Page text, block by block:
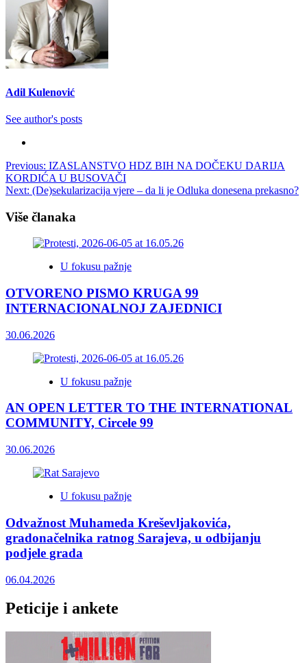
Adil Kulenović
See author's posts
Post
navigation
Previous: IZASLANSTVO HDZ BIH NA DOČEKU DARIJA
KORDIĆA U BUSOVAČI
Next: (De)sekularizacija vjere – da li je Odluka donesena prekasno?
Više članaka
U fokusu pažnje
OTVORENO PISMO KRUGA 99
INTERNACIONALNOJ ZAJEDNICI
30.06.2026
U fokusu pažnje
AN OPEN LETTER TO THE INTERNATIONAL
COMMUNITY, Circele 99
30.06.2026
U fokusu pažnje
Odvažnost Muhameda Kreševljakovića,
gradonačelnika ratnog Sarajeva, u odbijanju
podjele grada
06.04.2026
Peticije i ankete